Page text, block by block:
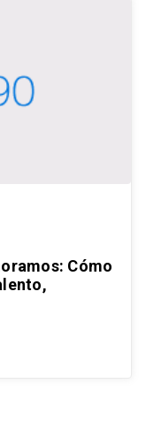
Cómo